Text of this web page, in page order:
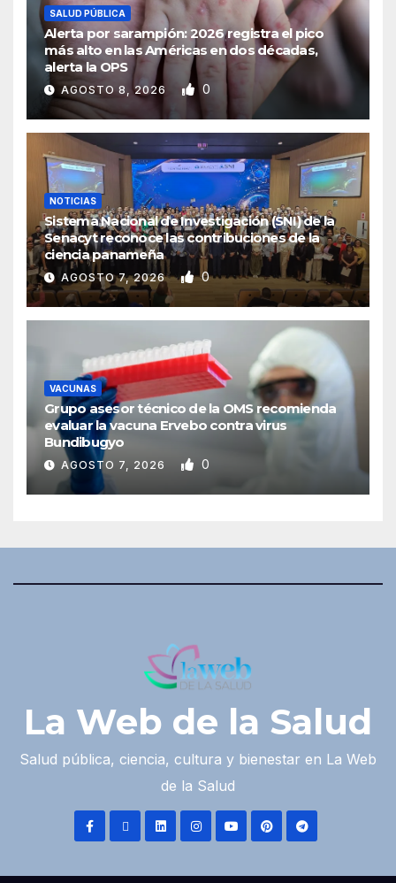
SALUD PÚBLICA
Alerta por sarampión: 2026 registra el pico
más alto en las Américas en dos décadas,
alerta la OPS
AGOSTO 8, 2026 0
NOTICIAS
Sistema Nacional de Investigación (SNI) de la
Senacyt reconoce las contribuciones de la
ciencia panameña
AGOSTO 7, 2026 0
VACUNAS
Grupo asesor técnico de la OMS recomienda
evaluar la vacuna Ervebo contra virus
Bundibugyo
AGOSTO 7, 2026 0
La Web de la Salud
Salud pública, ciencia, cultura y bienestar en La Web
de la Salud